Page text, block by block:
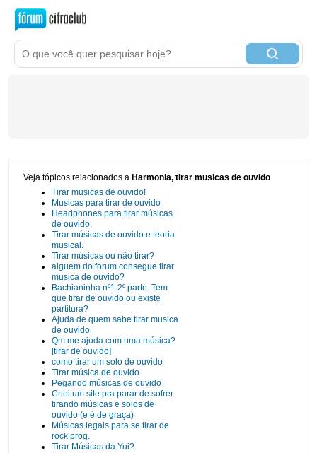
Veja tópicos relacionados a Harmonia, tirar musicas de ouvido
Tirar musicas de ouvido!
Musicas para tirar de ouvido
Headphones para tirar músicas
de ouvido.
Tirar músicas de ouvido e teoria
musical.
Tirar músicas ou não tirar?
alguem do forum consegue tirar
musica de ouvido?
Bachianinha nº1 2º parte. Tem
que tirar de ouvido ou existe
partitura?
Ajuda de quem sabe tirar musica
de ouvido
Qm me ajuda com uma música?
[tirar de ouvido]
como tirar um solo de ouvido
Tirar música de ouvido
Pegando músicas de ouvido
Criei um site pra parar de sofrer
tirando músicas e solos de
ouvido (e é de graça)
Músicas legais para se tirar de
rock prog.
Tirar Músicas da Yui?